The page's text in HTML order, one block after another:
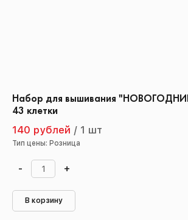
Набор для вышивания
43 клетки
140 рублей / 1 шт
Тип цены: Розница
- +
В корзину